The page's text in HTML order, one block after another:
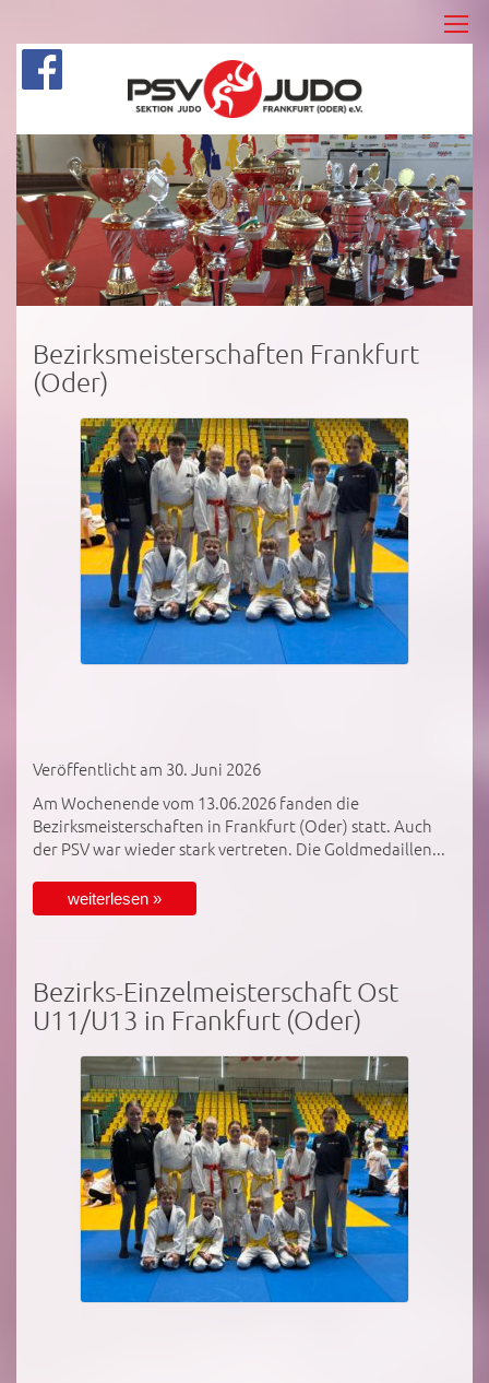
Bezirksmeisterschaften Frankfurt
(Oder)
Veröffentlicht am 30. Juni 2026
Am Wochenende vom 13.06.2026 fanden die
Bezirksmeisterschaften in Frankfurt (Oder) statt. Auch
der PSV war wieder stark vertreten. Die Goldmedaillen...
weiterlesen »
Bezirks-Einzelmeisterschaft Ost
U11/U13 in Frankfurt (Oder)